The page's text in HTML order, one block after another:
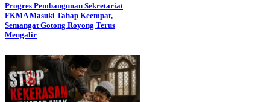
Progres Pembangunan Sekretariat
FKMA Masuki Tahap Keempat,
Semangat Gotong Royong Terus
Mengalir